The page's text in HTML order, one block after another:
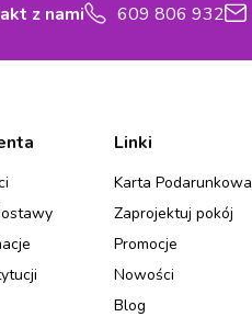
z nami 609 806 932
Linki
Karta Podarunkowa
Zaprojektuj pokój
Promocje
Nowości
Blog